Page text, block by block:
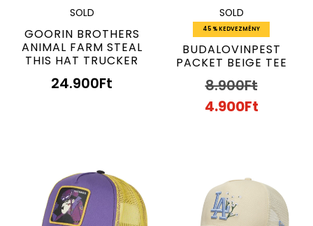
SOLD
GOORIN BROTHERS
ANIMAL FARM STEAL
THIS HAT TRUCKER
24.900Ft
SOLD
45 % KEDVEZMÉNY
BUDALOVINPEST
PACKET BEIGE TEE
8.900Ft
4.900Ft